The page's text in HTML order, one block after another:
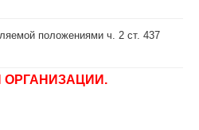
положениями ч. 2 ст. 437
ОРГАНИЗАЦИИ.